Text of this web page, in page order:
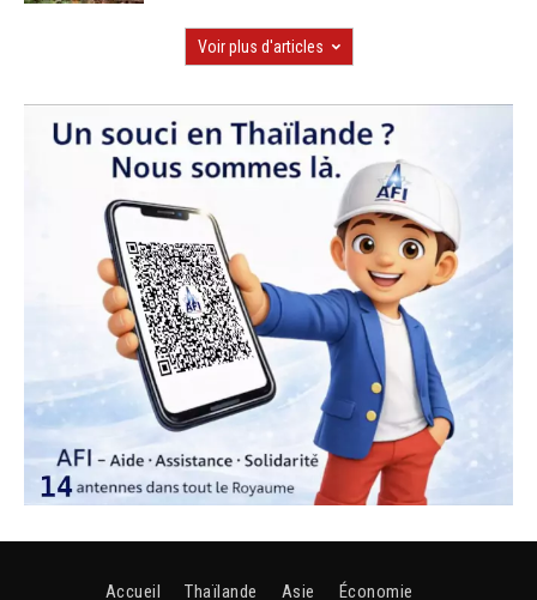
Voir plus d'articles
Accueil Thaïlande Asie Économie